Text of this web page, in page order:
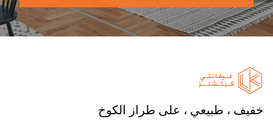
خفيف ، طبيعي ، على طراز الكوخ